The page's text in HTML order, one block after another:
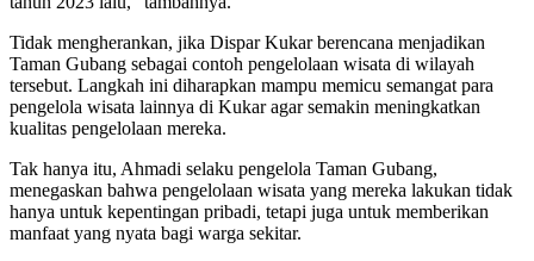
Tidak mengherankan, jika Dispar Kukar berencana menjadikan
Taman Gubang sebagai contoh pengelolaan wisata di wilayah
tersebut. Langkah ini diharapkan mampu memicu semangat para
pengelola wisata lainnya di Kukar agar semakin meningkatkan
kualitas pengelolaan mereka.
Tak hanya itu, Ahmadi selaku pengelola Taman Gubang,
menegaskan bahwa pengelolaan wisata yang mereka lakukan tidak
hanya untuk kepentingan pribadi, tetapi juga untuk memberikan
manfaat yang nyata bagi warga sekitar.